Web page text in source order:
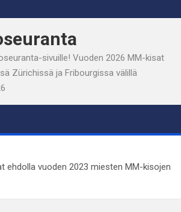
sivuille! Vuoden 2026 MM-kisat
Zürichissä ja Fribourgissa välillä
ehdolla vuoden 2023 miesten MM-kisojen